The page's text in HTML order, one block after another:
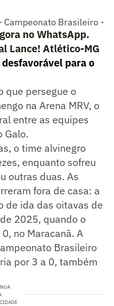
Campeonato Brasileiro -
no WhatsApp.
Lance! Atlético-MG
para o
que persegue o
na Arena MRV, o
entre as equipes
Galo.
o time alvinegro
enquanto sofreu
outras duas. As
fora de casa: a
de ida das oitavas de
2025, quando o
no Maracanã. A
Brasileiro
por 3 a 0, também